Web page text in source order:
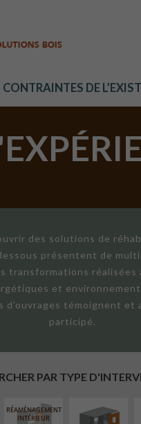
CONTRAINTES DE
des solutions de
présentent de
réalisées
et
témoignent et
participé.
PAR TYPE
RÉAMÉNAGEMENT
INTÉRIEUR